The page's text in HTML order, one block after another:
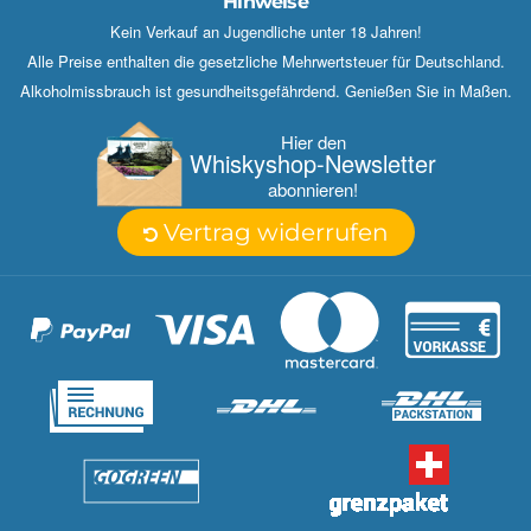
Kein Verkauf an Jugendliche unter 18 Jahren!
Alle Preise enthalten die gesetzliche Mehrwertsteuer für Deutschland.
Alkoholmissbrauch ist gesundheitsgefährdend. Genießen Sie in Maßen.
Hier den
Whisky­shop-Newsletter
abonnieren!
Vertrag widerrufen